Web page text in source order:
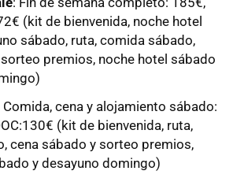
(kit de bienvenida, noche hotel
sábado, ruta, comida sábado,
premios, noche hotel sábado
Comida, cena y alojamiento sábado:
(kit de bienvenida, ruta,
cena sábado y sorteo premios,
y desayuno domingo)